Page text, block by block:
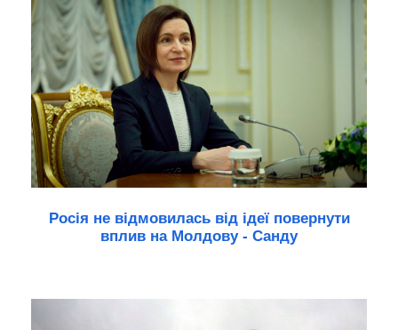
Росія не відмовилась від ідеї повернути
вплив на Молдову - Санду